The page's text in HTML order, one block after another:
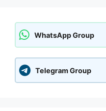
WhatsApp Group
Telegram Group